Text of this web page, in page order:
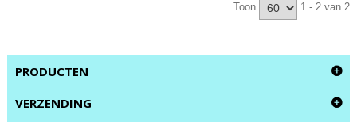
Toon 1 - 2 van 2
PRODUCTEN
VERZENDING